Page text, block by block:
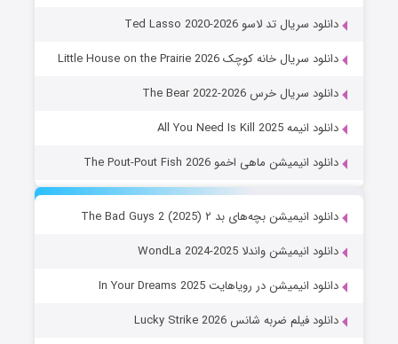
دانلود سریال تد لاسو Ted Lasso 2020-2026
دانلود سریال خانه کوچک Little House on the Prairie 2026
دانلود سریال خرس The Bear 2022-2026
دانلود انیمه All You Need Is Kill 2025
دانلود انیمیشن ماهی اخمو The Pout-Pout Fish 2026
دانلود انیمیشن بچه‌های بد ۲ The Bad Guys 2 (2025)
دانلود انیمیشن واندلا WondLa 2024-2025
دانلود انیمیشن در رویاهایت In Your Dreams 2025
دانلود فیلم ضربه شانس Lucky Strike 2026